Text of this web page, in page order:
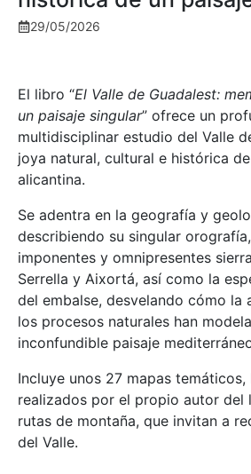
29/05/2026
El libro “El Valle de Guadalest:
un paisaje singular” ofrece un
multidisciplinar estudio del Valle
joya natural, cultural e histórica
alicantina.
Se adentra en la geografía y
describiendo su singular
imponentes y omnipresentes
Serrella y Aixortá, así como la
del embalse, desvelando cómo la
los procesos naturales han
inconfundible paisaje
Incluye unos 27 mapas temáticos,
realizados por el propio autor del
rutas de montaña, que invitan a
del Valle.